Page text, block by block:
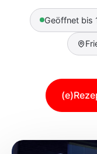
Geöffnet bis